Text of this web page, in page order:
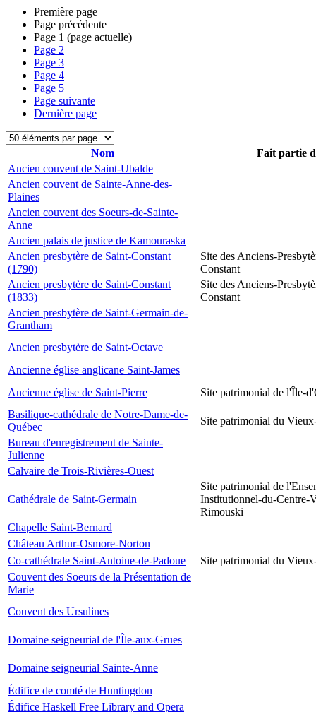
Première page
Page précédente
Page 1 (page actuelle)
Page 2
Page 3
Page 4
Page 5
Page suivante
Dernière page
Nom
Fait partie
Ancien couvent de Saint-Ubalde
Ancien couvent de Sainte-Anne-des-
Plaines
Ancien couvent des Soeurs-de-Sainte-
Anne
Ancien palais de justice de Kamouraska
Ancien presbytère de Saint-Constant
(1790)
Site des Anciens-
Constant
Ancien presbytère de Saint-Constant
(1833)
Site des Anciens-
Constant
Ancien presbytère de Saint-Germain-de-
Grantham
Ancien presbytère de Saint-Octave
Ancienne église anglicane Saint-James
Ancienne église de Saint-Pierre
Site patrimonial de l'Île-
Basilique-cathédrale de Notre-Dame-de-
Québec
Site patrimonial du
Bureau d'enregistrement de Sainte-
Julienne
Calvaire de Trois-Rivières-Ouest
Cathédrale de Saint-Germain
Site patrimonial de
Institutionnel-du-Centre-
Rimouski
Chapelle Saint-Bernard
Château Arthur-Osmore-Norton
Co-cathédrale Saint-Antoine-de-Padoue
Site patrimonial du
Couvent des Soeurs de la Présentation de
Marie
Couvent des Ursulines
Domaine seigneurial de l'Île-aux-Grues
Domaine seigneurial Sainte-Anne
Édifice de comté de Huntingdon
Édifice Haskell Free Library and Opera